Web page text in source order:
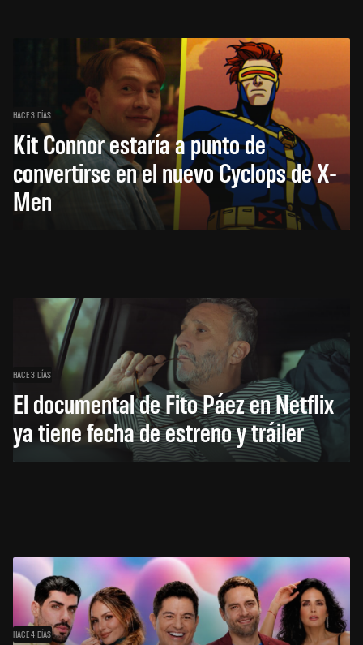
HACE 3 DÍAS
Kit Connor estaría a punto de
convertirse en el nuevo Cyclops de X-
Men
HACE 3 DÍAS
El documental de Fito Páez en Netflix
ya tiene fecha de estreno y tráiler
HACE 4 DÍAS